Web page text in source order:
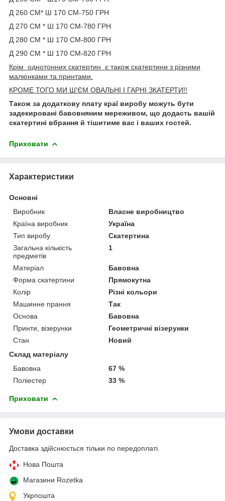
Д 260 СМ* Ш 170 СМ-750 ГРН
Д 270 СМ * Ш 170 СМ-780 ГРН
Д 280 СМ * Ш 170 СМ-800 ГРН
Д 290 СМ * Ш 170 СМ-820 ГРН
Крім однотонних скатертин є також скатертини з різними
малюнками та принтами.
КРОМЕ ТОГО МИ Ш'ЄМ ОВАЛЬНІ І ГАРНІ ЗКАТЕРТИ!!
Також за додаткову плату краї виробу можуть бути
задекировані бавовняним мереживом, що додасть вашій
скатертині вбрання й тішитиме вас і ваших гостей.
Приховати
Характеристики
Основні
Виробник
Власне виробництво
Країна виробник
Україна
Тип виробу
Скатертина
Загальна кількість
предметів
1
Матеріал
Бавовна
Форма скатертини
Прямокутна
Колір
Різні кольори
Машинне прання
Так
Основа
Бавовна
Принти, візерунки
Геометричні візерунки
Стан
Новий
Склад матеріалу
Бавовна
67 %
Поліестер
33 %
Приховати
Умови доставки
Доставка здійснюється тільки по передоплаті.
Нова Пошта
Магазини Rozetka
Укрпошта